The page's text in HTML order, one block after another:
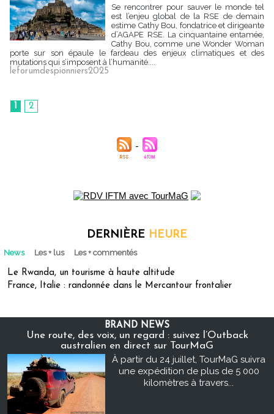
Se rencontrer pour sauver le monde tel
est l’enjeu global de la RSE de demain
estime Cathy Bou, fondatrice et dirigeante
d’AGAPE RSE. La cinquantaine entamée,
Cathy Bou, comme une Wonder Woman
porte sur son épaule le fardeau des enjeux climatiques et des
mutations qui s’imposent à l’humanité....
leforumdespionniers2025
1 2
DERNIÈRE HEURE
News Les + lus Les + commentés
Le Rwanda, un tourisme à haute altitude
France, Italie : randonnée dans le Mercantour frontalier
BRAND NEWS
Une route, des voix, un regard : suivez l’Outback
australien en direct sur TourMaG
À partir du 24 juillet, TourMaG suivra
une expédition de plus de 5 000
kilomètres à travers...